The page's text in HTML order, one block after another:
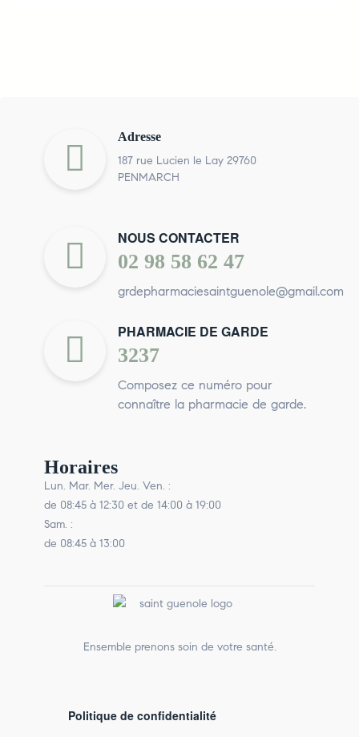
Adresse
187 rue Lucien le Lay 29760
PENMARCH
NOUS CONTACTER
02 98 58 62 47
grdepharmaciesaintguenole@gmail.com
PHARMACIE DE GARDE
3237
Composez ce numéro pour
connaître la pharmacie de garde.
Horaires
Lun. Mar. Mer. Jeu. Ven. :
de 08:45 à 12:30 et de 14:00 à 19:00
Sam. :
de 08:45 à 13:00
Ensemble prenons soin de votre santé.
Politique de confidentialité